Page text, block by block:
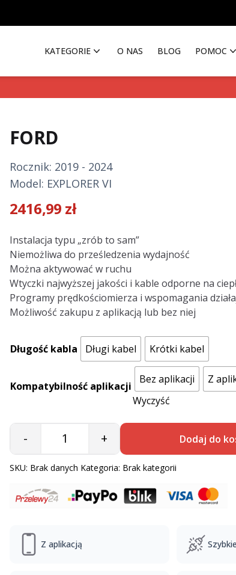
KATEGORIE O NAS BLOG POMOC
FORD
Rocznik: 2019 - 2024
Model: EXPLORER VI
2416,99 zł
Description
Instalacja typu „zrób to sam”
Niemożliwa do prześledzenia wydajność
Można aktywować w ruchu
Wtyczki najwyższej jakości i kable odporne na
Programy prędkościomierza i wspomagania
Możliwość zakupu z aplikacją lub bez niej
Długość kabla Długi kabel Krótki kabel
Kompatybilność aplikacji
Bez aplikacji
Z
Wyczyść
Quantity
- + Dodaj do
SKU: Brak danych Kategoria: Brak kategorii
Z aplikacją